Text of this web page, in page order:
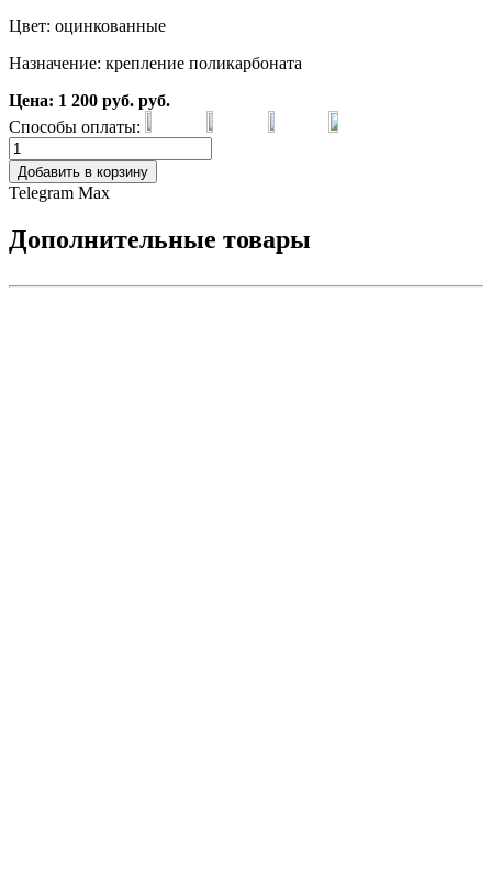
Цвет: оцинкованные
Назначение: крепление поликарбоната
Цена: 1 200 руб. руб.
Способы оплаты:
Добавить в корзину
Telegram Max
Дополнительные товары